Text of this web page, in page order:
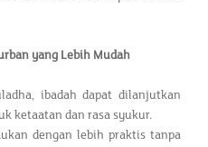
yang Lebih Mudah
ibadah dapat dilanjutkan
ketaatan dan rasa syukur.
dengan lebih praktis tanpa